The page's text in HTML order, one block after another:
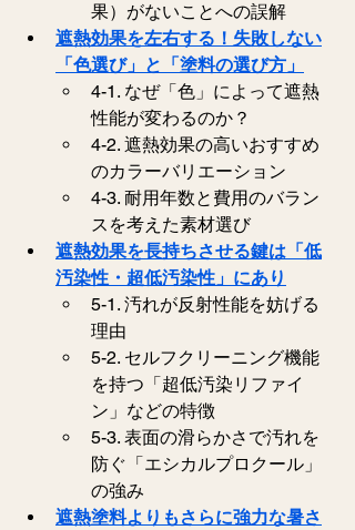
果）がないことへの誤解
遮熱効果を左右する！失敗しない
「色選び」と「塗料の選び方」
4-1. なぜ「色」によって遮熱
性能が変わるのか？
4-2. 遮熱効果の高いおすすめ
のカラーバリエーション
4-3. 耐用年数と費用のバラン
スを考えた素材選び
遮熱効果を長持ちさせる鍵は「低
汚染性・超低汚染性」にあり
5-1. 汚れが反射性能を妨げる
理由
5-2. セルフクリーニング機能
を持つ「超低汚染リファイ
ン」などの特徴
5-3. 表面の滑らかさで汚れを
防ぐ「エシカルプロクール」
の強み
遮熱塗料よりもさらに強力な暑さ